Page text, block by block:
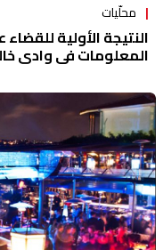
محلّيات
النتيجة الأولية
المعلومات في وادي